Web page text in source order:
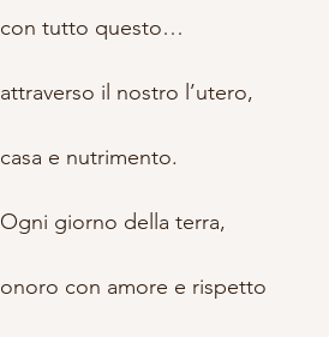
con tutto questo…
attraverso il nostro l’utero,
casa e nutrimento.
Ogni giorno della terra,
onoro con amore e rispetto